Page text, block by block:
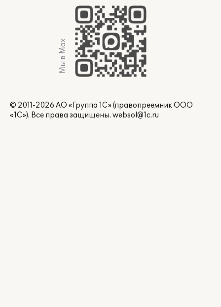
Мы в Max
© 2011-2026 АО «Группа 1С» (правопреемник ООО
«1С»). Все права защищены. websol@1c.ru